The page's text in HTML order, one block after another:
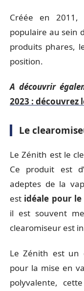
Créée en 2011,
populaire au sein
produits phares,
position.
A découvrir
2023 : découvrez
Le
Le Zénith est le
Ce produit est
adeptes de la
est idéale pour
il est souvent
clearomiseur est
Le Zénith est un
pour la mise en
polyvalente,